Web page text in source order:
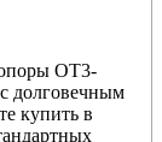
опоры ОТ3-
с долговечным
купить в